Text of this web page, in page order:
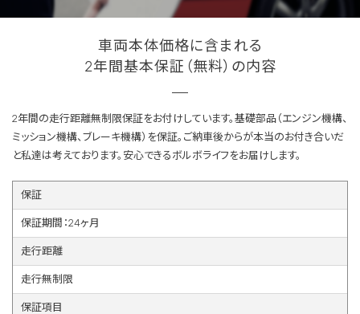
車両本体価格に含まれる
2年間基本保証（無料）の内容
2年間の走行距離無制限保証をお付けしています。基礎部品（エンジン機構、
ミッション機構、ブレーキ機構）を保証。ご納車後からが本当のお付き合いだ
と私達は考えております。安心できるボルボライフをお届けします。
保証
保証期間：24ヶ月
走行距離
走行無制限
保証項目